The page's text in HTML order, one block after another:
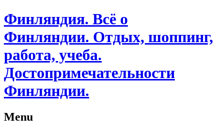
Финляндия. Всё о
Финляндии. Отдых, шоппинг,
работа, учеба.
Достопримечательности
Финляндии.
Menu